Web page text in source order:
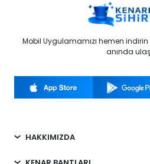
Mobil Uygulamamızı hemen indirin
anında
HAKKIMIZDA